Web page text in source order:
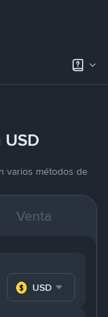
USD
varios métodos de
Venta
USD